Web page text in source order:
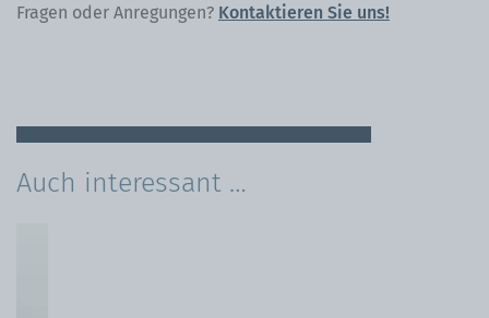
Fragen oder Anregungen? Kontaktieren Sie uns!
Auch interessant …